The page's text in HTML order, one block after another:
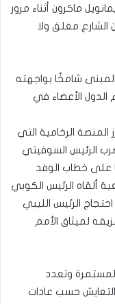
ماكرون أثناء مرور
الشارع مغلق ولا
شامخًا بواجهته
الدول الأعضاء في
المنصة الرخامية التي
الرئيس السوفيتي
عام 1960 احتجاجًا على خطاب الوفد
ألقاه الرئيس الكوبي
إلى احتجاج الرئيس الليبي
لميثاق الأمم
وتعدد
حسب عادات